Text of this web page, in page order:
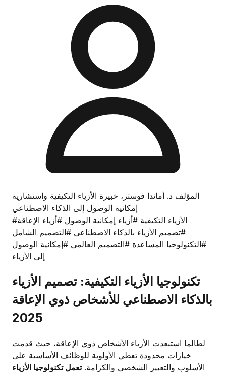
المؤلف د. أماندا فوستر، خبيرة الأزياء التكيفية واستشارية
إمكانية الوصول إلى الذكاء الاصطناعي
#الأزياء التكيفية #أزياء إمكانية الوصول #أزياء الإعاقة
#تصميم الأزياء بالذكاء الاصطناعي #التصميم الشامل
#التكنولوجيا المساعدة #التصميم العالمي #إمكانية الوصول
إلى الأزياء
تكنولوجيا الأزياء التكيفية: تصميم الأزياء
بالذكاء الاصطناعي للأشخاص ذوي الإعاقة
2025
لطالما استبعدت الأزياء الأشخاص ذوي الإعاقة، حيث قدمت
خيارات محدودة تعطي الأولوية للوظائف الأساسية على
الأسلوب والتعبير الشخصي والكرامة.تعمل تكنولوجيا الأزياء